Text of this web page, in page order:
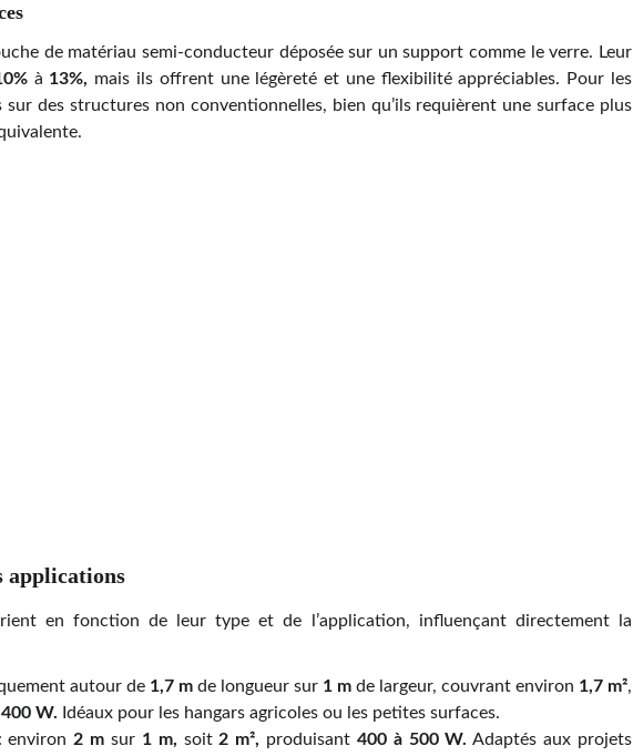
de matériau semi-conducteur déposée sur un support comme le verre. Leur
à 13%, mais ils offrent une légèreté et une flexibilité appréciables. Pour les
des structures non conventionnelles, bien qu’ils requièrent une surface plus
applications
en fonction de leur type et de l’application, influençant directement la
autour de 1,7 mde longueur sur 1 mde largeur, couvrant environ 1,7 m²,
W. Idéaux pour les hangars agricoles ou les petites surfaces.
2 m sur 1 m, soit 2 m², produisant 400 à 500 W. Adaptés aux projets